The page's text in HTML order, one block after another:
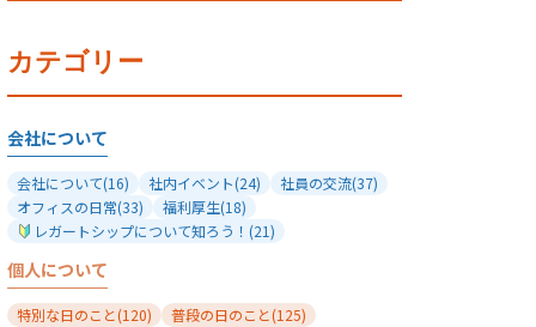
カテゴリー
会社について
会社について(16) 社内イベント(24) 社員の交流(37)
オフィスの日常(33) 福利厚生(18)
レガートシップについて知ろう！ (21)
個人について
特別な日のこと(120) 普段の日のこと(125)